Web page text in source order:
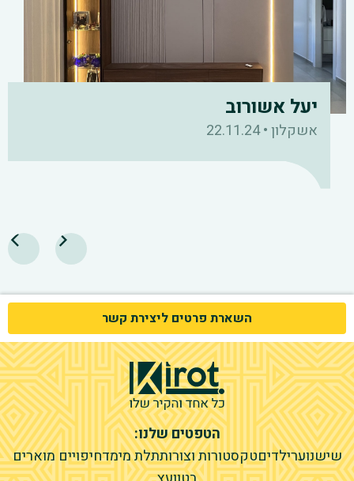
יעל אשורוב
22.11.24•אשקלון
Slide 4 of 5.
השארת פרטים ליצירת קשר
הטפטים שלנו:
חיפויים מואריםתלת מימדטקסטורות וצורותילדיםנוערשיש